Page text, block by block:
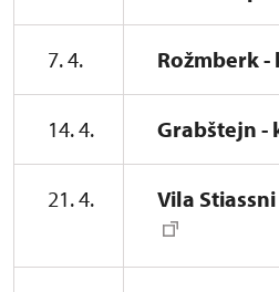
7. 4. Rožmberk
14. 4. Grabštejn -
21. 4. Vila